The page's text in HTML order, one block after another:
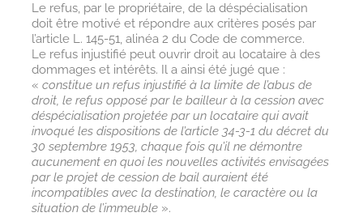
Le refus, par le propriétaire, de la déspécialisation
doit être motivé et répondre aux critères posés par
l’article L. 145-51, alinéa 2 du Code de commerce.
Le refus injustifié peut ouvrir droit au locataire à des
dommages et intérêts. Il a ainsi été jugé que :
« constitue un refus injustifié à la limite de l’abus de
droit, le refus opposé par le bailleur à la cession avec
déspécialisation projetée par un locataire qui avait
invoqué les dispositions de l’article 34-3-1 du décret du
30 septembre 1953, chaque fois qu’il ne démontre
aucunement en quoi les nouvelles activités envisagées
par le projet de cession de bail auraient été
incompatibles avec la destination, le caractère ou la
situation de l’immeuble».